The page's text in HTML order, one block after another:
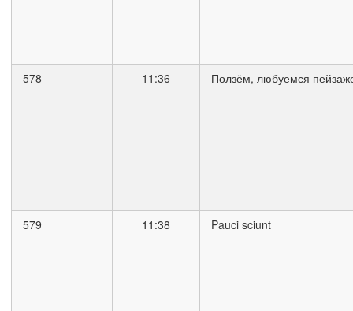
578 11:36 Ползём, любуемся
579 11:38 Pauci sciunt